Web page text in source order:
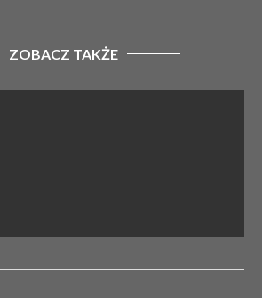
ZOBACZ TAKŻE